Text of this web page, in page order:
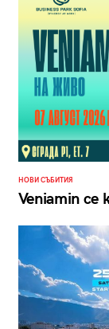
НОВИ СЪБИТИЯ
Veniamin се